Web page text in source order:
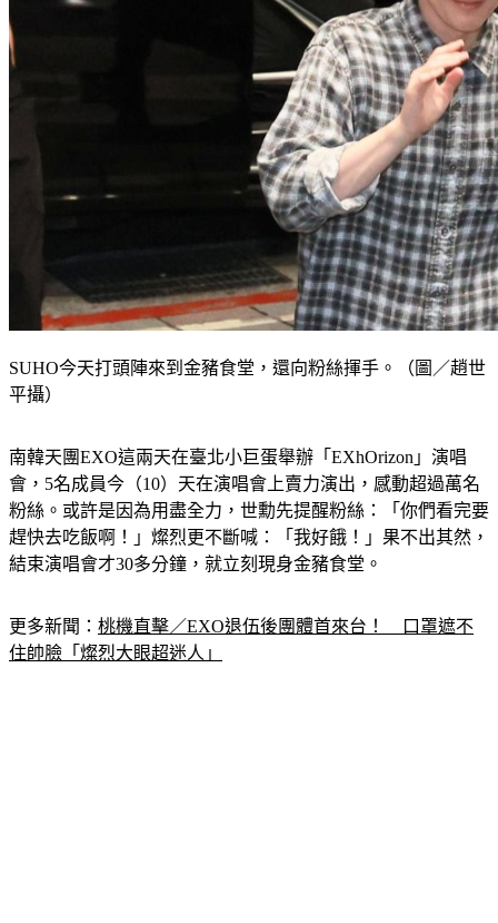
SUHO今天打頭陣來到金豬食堂，還向粉絲揮手。（圖／趙世
南韓天團EXO這兩天在臺北小巨蛋舉辦「EXhOrizon」演唱
會，5名成員今（10）天在演唱會上賣力演出，感動超過萬名
粉絲。或許是因為用盡全力，世勳先提醒粉絲：「你們看完要
趕快去吃飯啊！」燦烈更不斷喊：「我好餓！」果不出其然，
更多新聞：桃機直擊／EXO退伍後團體首來台！　口罩遮不